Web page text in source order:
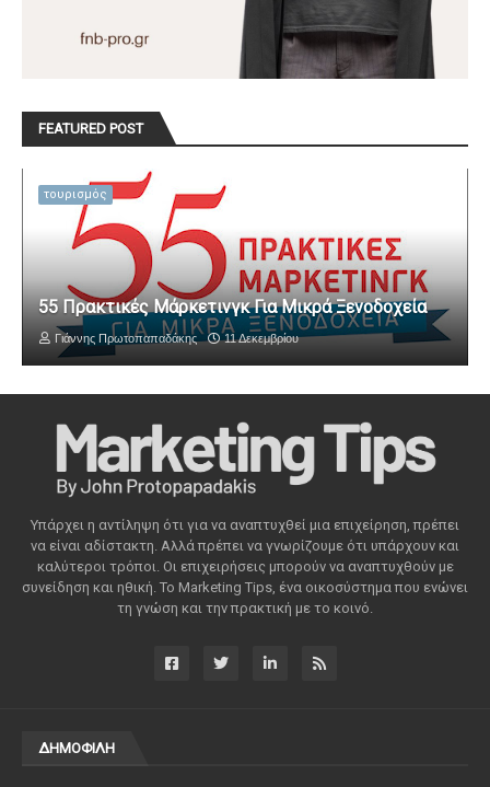
FEATURED POST
τουρισμός
55 Πρακτικές Μάρκετινγκ Για Μικρά Ξενοδοχεία
Γιάννης Πρωτοπαπαδάκης 11 Δεκεμβρίου
Υπάρχει η αντίληψη ότι για να αναπτυχθεί μια επιχείρηση, πρέπει
να είναι αδίστακτη. Αλλά πρέπει να γνωρίζουμε ότι υπάρχουν και
καλύτεροι τρόποι. Οι επιχειρήσεις μπορούν να αναπτυχθούν με
συνείδηση ​​και ηθική. Το Marketing Tips, ένα οικοσύστημα που ενώνει
τη γνώση και την πρακτική με το κοινό.
ΔΗΜΟΦΙΛΗ